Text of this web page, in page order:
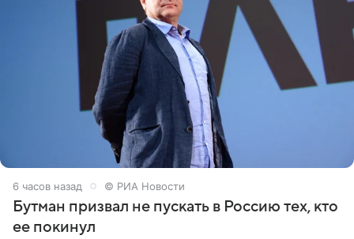
6 часов назад © РИА Новости
Бутман призвал не пускать в Россию тех, кто
ее покинул